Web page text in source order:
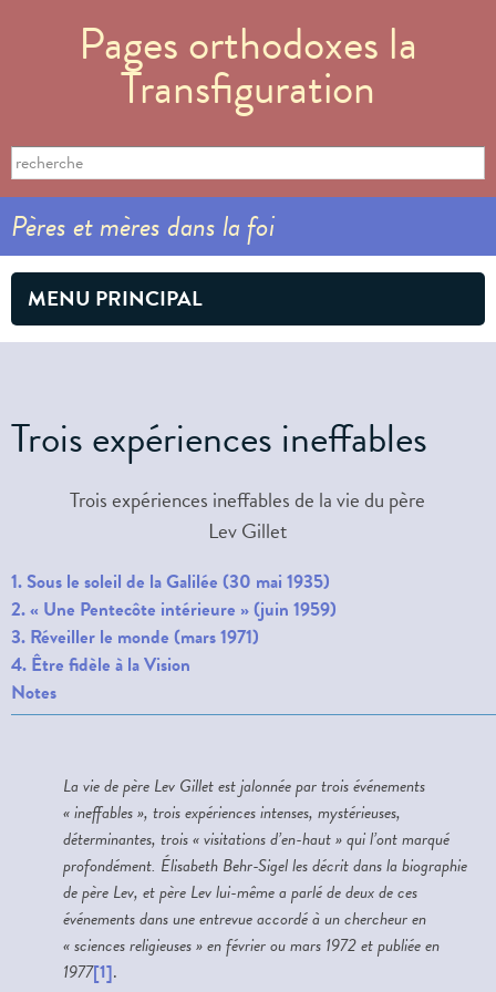
contenu
principal
Pages orthodoxes la
Transfiguration
Formulaire de recherche
Search this site
Pères et mères dans la foi
MENU PRINCIPAL
Trois expériences ineffables
Trois expériences ineffables de la vie du père
Lev Gillet
1. Sous le soleil de la Galilée (30 mai 1935)
2. « Une Pentecôte intérieure » (juin 1959)
3. Réveiller le monde (mars 1971)
4. Être fidèle à la Vision
Notes
La vie de père Lev Gillet est jalonnée par trois événements
« ineffables », trois expériences intenses, mystérieuses,
déterminantes, trois « visitations d’en-haut » qui l’ont marqué
profondément. Élisabeth Behr-Sigel les décrit dans la biographie
de père Lev, et père Lev lui-même a parlé de deux de ces
événements dans une entrevue accordé à un chercheur en
« sciences religieuses » en février ou mars 1972 et publiée en
1977[1].